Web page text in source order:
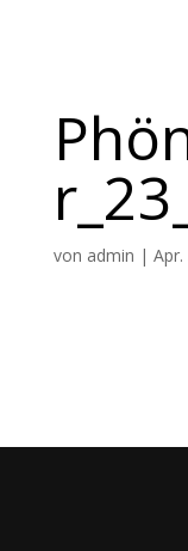
von admin |